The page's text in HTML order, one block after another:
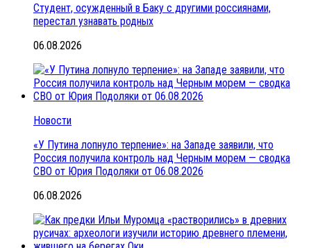
Студент, осужденный в Баку с другими россиянами,
перестал узнавать родных
06.08.2026
Новости
«У Путина лопнуло терпение»: на Западе заявили, что
Россия получила контроль над Черным морем — сводка
СВО от Юрия Подоляки от 06.08.2026
06.08.2026